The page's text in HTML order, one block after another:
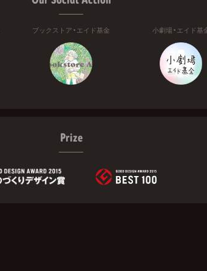
ブックストア・エイド基金 小劇場・エイド基
Prize